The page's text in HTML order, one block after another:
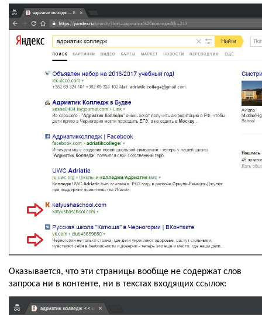
Оказывается, что эти страницы вообще не содержат слов
запроса ни в контенте, ни в текстах входящих ссылок: